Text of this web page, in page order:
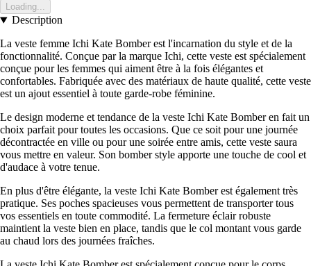
Loading...
Description
La veste femme Ichi Kate Bomber est l'incarnation du style et de la
fonctionnalité. Conçue par la marque Ichi, cette veste est spécialement
conçue pour les femmes qui aiment être à la fois élégantes et
confortables. Fabriquée avec des matériaux de haute qualité, cette veste
est un ajout essentiel à toute garde-robe féminine.
Le design moderne et tendance de la veste Ichi Kate Bomber en fait un
choix parfait pour toutes les occasions. Que ce soit pour une journée
décontractée en ville ou pour une soirée entre amis, cette veste saura
vous mettre en valeur. Son bomber style apporte une touche de cool et
d'audace à votre tenue.
En plus d'être élégante, la veste Ichi Kate Bomber est également très
pratique. Ses poches spacieuses vous permettent de transporter tous
vos essentiels en toute commodité. La fermeture éclair robuste
maintient la veste bien en place, tandis que le col montant vous garde
au chaud lors des journées fraîches.